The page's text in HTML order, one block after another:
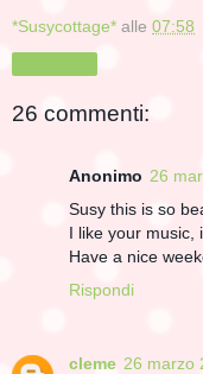
*Susycottage* alle 07:58
26 commenti:
Anonimo 26
Susy this is so
I like your music,
Have a nice
Rispondi
cleme 26 marzo